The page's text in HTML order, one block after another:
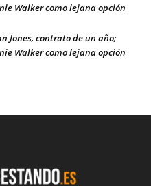
Walker como lejana opción
Jones, contrato de un año;
Walker como lejana opción